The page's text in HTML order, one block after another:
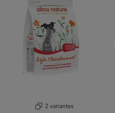
2 variantes